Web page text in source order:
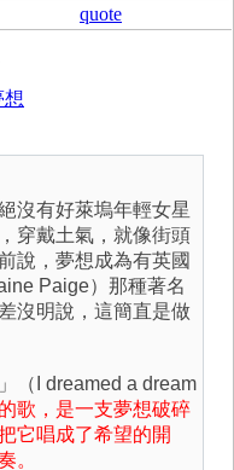
quote
沒有好萊塢年輕女星
穿戴土氣，就像街頭
說，夢想成為有英國
Paige）那種著名
沒明說，這簡直是做
（I dreamed a dream
歌，是一支夢想破碎
它唱成了希望的開
。